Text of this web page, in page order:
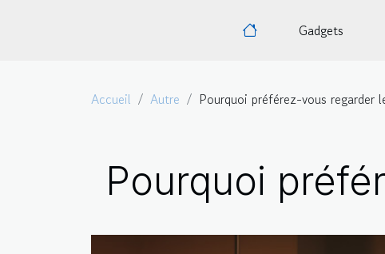
Gadgets
Accueil Autre Pourquoi préférez-vous regarder
Pourquoi